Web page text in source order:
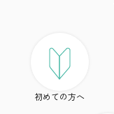
初めての方へ